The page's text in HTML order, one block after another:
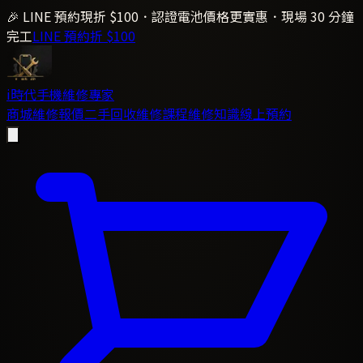
🎉 LINE 預約現折 $100．認證電池價格更實惠．現場 30 分鐘
完工LINE 預約折 $100
i時代手機維修專家
商城維修報價二手回收維修課程維修知識線上預約